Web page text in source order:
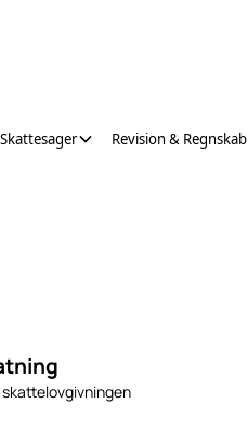
Skattesager Revision & Regnskab